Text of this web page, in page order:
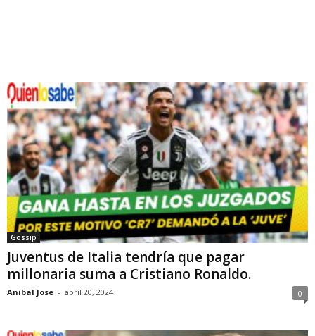
Gossip
Juventus de Italia tendría que pagar
millonaria suma a Cristiano Ronaldo.
Anibal Jose - abril 20, 2024 0